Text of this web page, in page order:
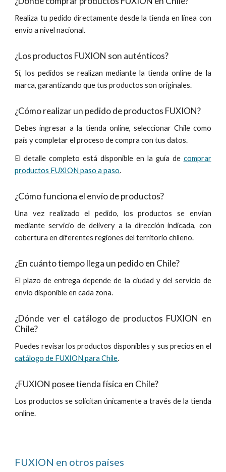
Realiza tu pedido directamente desde la tienda en línea con
envío a nivel nacional.
¿Los productos FUXION son auténticos?
Sí, los pedidos se realizan mediante la tienda online de la
marca, garantizandoque tus productos sonoriginales.
¿Cómo realizarun pedidode productos FUXION?
Debes ingresar a la tienda online, seleccionar Chilecomo
país y completar el proceso de compra con tus datos.
El detalle completo está disponible en la guía de comprar
productos FUXION paso a paso.
¿Cómo funciona el envío de productos?
Una vez realizado el pedido, los productos se envían
mediante servicio de delivery a la dirección indicada, con
cobertura en diferentes regiones del territorio chileno.
¿En cuánto tiempo llega un pedido en Chile?
El plazo de entrega depende de la ciudad y del servicio de
envío disponible en cada zona.
¿Dónde ver el catálogo de productos FUXION en
Chile?
Puedes revisar los productos disponibles y sus precios en el
catálogo de FUXION para Chile.
¿FUXION poseetienda física en Chile?
Los productos se solicitan únicamente a través de la tienda
online.
FUXION en otros países